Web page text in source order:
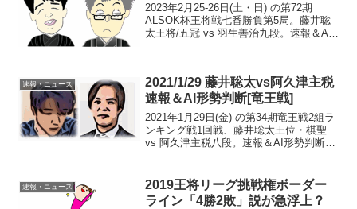
2023年2月25-26日(土・日) の第72期
ALSOK杯王将戦七番勝負第5局。藤井聡
太王将/五冠 vs 羽生善治九段。速報＆AI
速報・ニュース
2021/1/29 藤井聡太vs阿久津主税
速報＆AI形勢判断[竜王戦]
2021年1月29日(金) の第34期竜王戦2組ラ
ンキング戦1回戦、藤井聡太王位・棋聖
vs 阿久津主税八段。速報＆AI形勢判断。
久津八段 AIかんたん解説2...
速報・ニュース
2019王将リーグ挑戦権ボーダー
ライン「4勝2敗」説が急浮上？